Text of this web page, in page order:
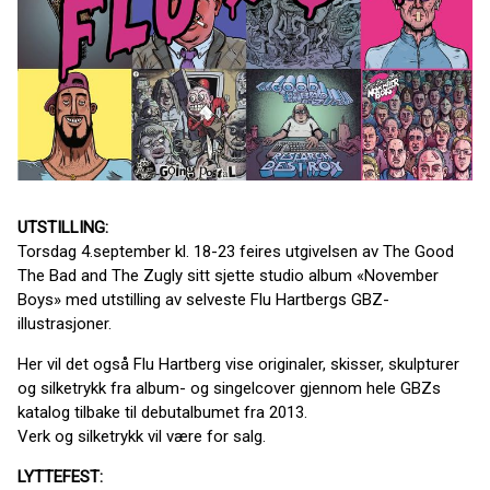
UTSTILLING:
Torsdag 4.september kl. 18-23 feires utgivelsen av The Good
The Bad and The Zugly sitt sjette studio album «November
Boys» med utstilling av selveste Flu Hartbergs GBZ-
illustrasjoner.
Her vil det også Flu Hartberg vise originaler, skisser, skulpturer
og silketrykk fra album- og singelcover gjennom hele GBZs
katalog tilbake til debutalbumet fra 2013.
Verk og silketrykk vil være for salg.
LYTTEFEST: